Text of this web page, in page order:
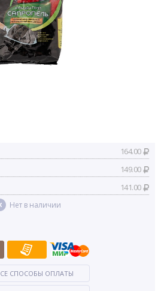
164.00
149.00
141.00
Нет в наличии
СПОСОБЫ ОПЛАТЫ